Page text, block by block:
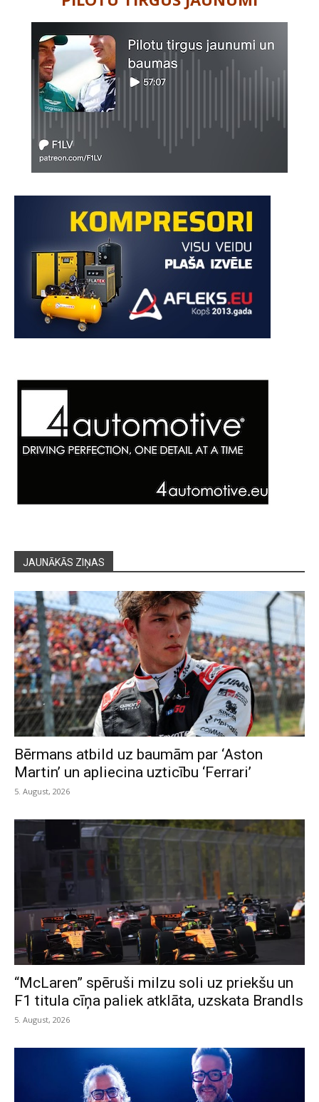
JAUNĀKĀS ZIŅAS
Bērmans atbild uz baumām par ‘Aston
Martin’ un apliecina uzticību ‘Ferrari’
5. August, 2026
“McLaren” spēruši milzu soli uz priekšu un
F1 titula cīņa paliek atklāta, uzskata Brandls
5. August, 2026